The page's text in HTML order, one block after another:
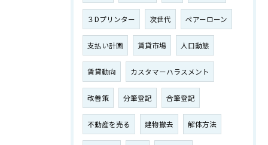
３Dプリンター 次世代 ペアーローン
支払い計画 賃貸市場 人口動態
賃貸動向 カスタマーハラスメント
改善策 分筆登記 合筆登記
不動産を売る 建物撤去 解体方法